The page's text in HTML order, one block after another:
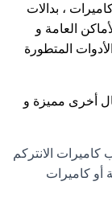
، بدالات
العامة و
المتطورة
أخرى مميزة و
كاميرات الانتركم
أو كاميرات